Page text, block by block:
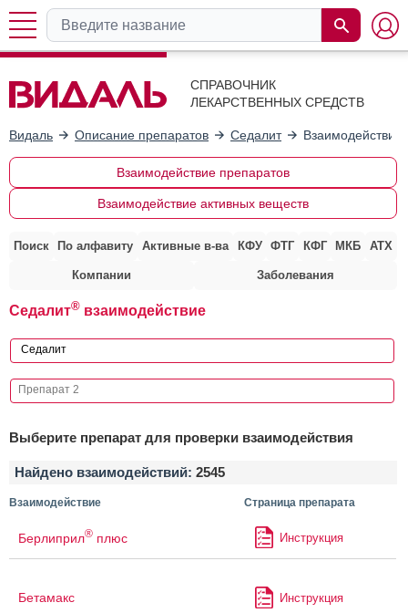
СПРАВОЧНИК
ЛЕКАРСТВЕННЫХ СРЕДСТВ
Видаль Описание препаратов Седалит
Взаимодействие препаратов
Взаимодействие активных веществ
Поиск По алфавиту Активные в-ва КФУ ФТГ КФГ МКБ АТХ
Компании Заболевания
Седалит® взаимодействие
Выберите препарат для проверки взаимодействия
Найдено взаимодействий: 2545
Взаимодействие Страница препарата
Берлиприл® плюс Инструкция
Бетамакс Инструкция